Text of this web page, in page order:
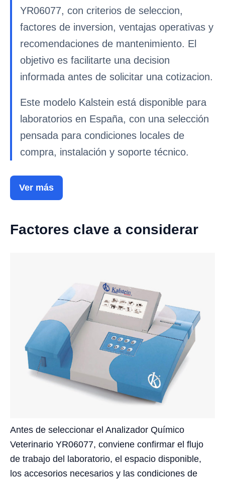
YR06077, con criterios de seleccion,
factores de inversion, ventajas operativas y
recomendaciones de mantenimiento. El
objetivo es facilitarte una decision
informada antes de solicitar una cotizacion.
Este modelo Kalstein está disponible para
laboratorios en España, con una selección
pensada para condiciones locales de
compra, instalación y soporte técnico.
Ver más
Factores clave a considerar
Antes de seleccionar el Analizador Químico
Veterinario YR06077, conviene confirmar el flujo
de trabajo del laboratorio, el espacio disponible,
los accesorios necesarios y las condiciones de